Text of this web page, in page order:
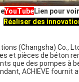
YouTubeLien pour
Réaliser des
(Changsha) Co.,
et pièces de béton
que des pompes à
ACHIEVE fournit